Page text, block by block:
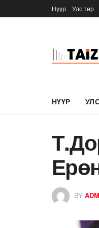
Нүүр Улс төр
НҮҮР
BY